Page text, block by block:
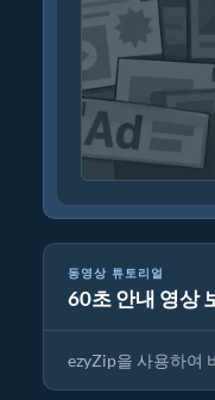
동영상 튜토리얼
60초 안내 영상
비밀번호로 보호된
ezyZip을 사용하여